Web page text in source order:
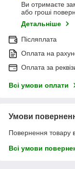
Ви отримаєте
або гроші
Детальніше
Післяплата
Оплата на
Оплата за
Всі умови оплати
Умови
Повернення товару
Всі умови